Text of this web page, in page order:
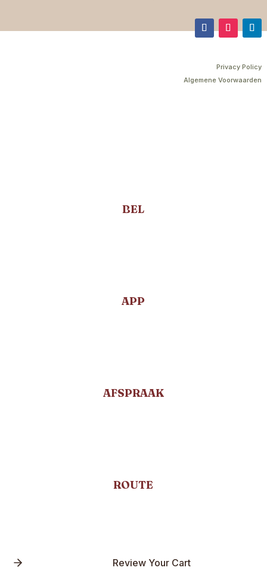
Privacy Policy
Algemene Voorwaarden
BEL
APP
AFSPRAAK
ROUTE
Review Your Cart